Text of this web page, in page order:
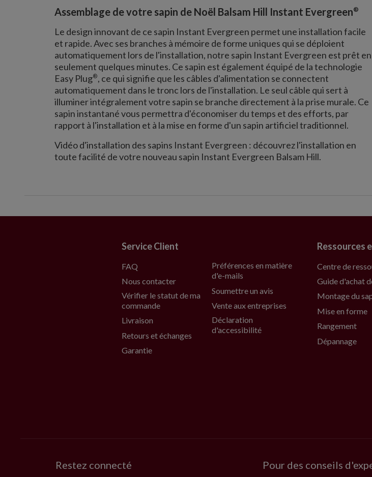
Assemblage de votre sapin de Noël Balsam Hill Instant Evergreen®
Le design innovant de ce sapin Instant Evergreen permet une installation facile
et rapide. Avec ses branches à mémoire de forme uniques qui se déploient
automatiquement lors de l'installation, notre sapin Instant Evergreen est prêt en
seulement quelques minutes. Ce sapin est également équipé de la technologie
Easy Plug®, ce qui signifie que les câbles d'alimentation se connectent
automatiquement dans le tronc lors de l'installation. Le seul câble qui sert à
illuminer intégralement votre sapin se branche directement à la prise murale. Ce
sapin instantané vous permettra d'économiser du temps et des efforts, par
rapport à l'installation et à la mise en forme d'un sapin artificiel traditionnel.
Vidéo d'installation des sapins Instant Evergreen : découvrez l'installation en
toute facilité de votre nouveau sapin Instant Evergreen Balsam Hill.
Service Client
FAQ
Nous contacter
Vérifier le statut de ma
commande
Livraison
Retours et échanges
Garantie
Préférences en matière
d'e-mails
Soumettre un avis
Vente aux entreprises
Déclaration
d'accessibilité
Ressources
Centre de
Guide d'achat
Montage du
Mise en forme
Rangement
Dépannage
Restez connecté Pour des conseils